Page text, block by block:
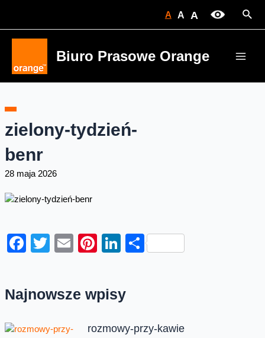
A A A
Biuro Prasowe Orange
zielony-tydzień-
benr
28 maja 2026
Facebook
Twitter
EmailPinterest
LinkedIn
Share
Najnowsze wpisy
rozmowy-przy-kawie